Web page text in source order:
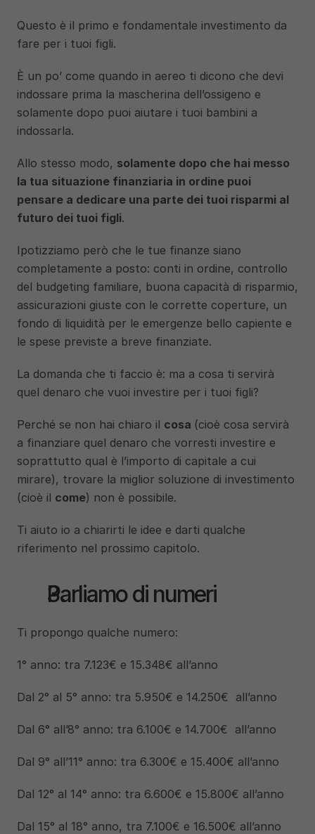
Questo è il primo e fondamentale investimento da
fare per i tuoi figli.
È un po’ come quando in aereo ti dicono che devi
indossare prima la mascherina dell’ossigeno e
solamente dopo puoi aiutare i tuoi bambini a
indossarla.
Allo stesso modo, solamente dopo che hai messo
la tua situazione finanziaria in ordine puoi
pensare a dedicare una parte dei tuoi risparmi al
futuro dei tuoi figli.
Ipotizziamo però che le tue finanze siano
completamente a posto: conti in ordine, controllo
del budgeting familiare, buona capacità di risparmio,
assicurazioni giuste con le corrette coperture, un
fondo di liquidità per le emergenze bello capiente e
le spese previste a breve finanziate.
La domanda che ti faccio è: ma a cosa ti servirà
quel denaro che vuoi investire per i tuoi figli?
Perché se non hai chiaro il cosa (cioè cosa servirà
a finanziare quel denaro che vorresti investire e
soprattutto qual è l’importo di capitale a cui
mirare), trovare la miglior soluzione di investimento
(cioè il come) non è possibile.
Ti aiuto io a chiarirti le idee e darti qualche
riferimento nel prossimo capitolo.
Parliamo di numeri
Ti propongo qualche numero:
1° anno: tra 7.123€ e 15.348€ all’anno
Dal 2° al 5° anno: tra 5.950€ e 14.250€  all’anno
Dal 6° all’8° anno: tra 6.100€ e 14.700€  all’anno
Dal 9° all’11° anno: tra 6.300€ e 15.400€ all’anno
Dal 12° al 14° anno: tra 6.600€ e 15.800€ all’anno
Dal 15° al 18° anno, tra 7.100€ e 16.500€ all’anno